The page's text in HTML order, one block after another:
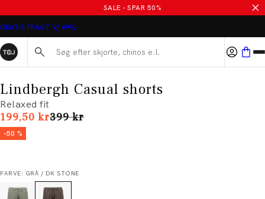
SALE - SPAR 50%
GRATIS FRAGT V/ 499,-
Søg her...
Lindbergh Casual shorts
Relaxed fit
199,50 krI alt (uden rabat)
399 kr
-50 %
FARVE: GRÅ / DK STONE